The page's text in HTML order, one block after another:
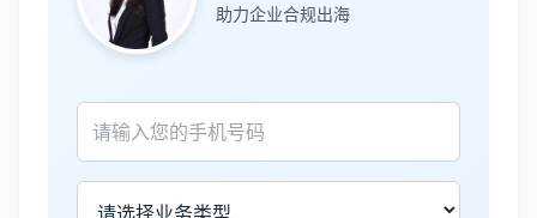
助力企业合规出海
服务专业高效，一周就完成了泰国公司注
James Wilson
金兔国际帮我们完成了泰国建厂的所有法
律手续，非常专业。